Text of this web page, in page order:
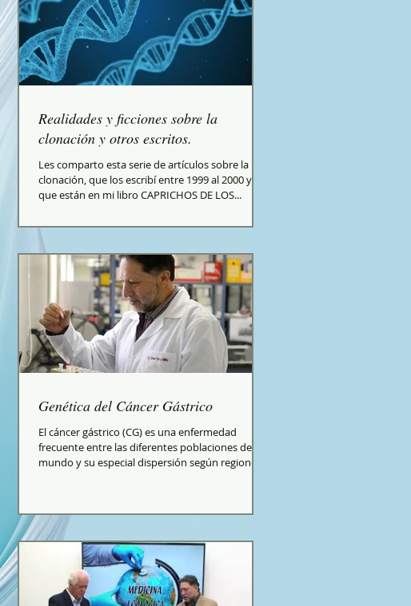
Realidades y ficciones sobre la
clonación y otros escritos.
Les comparto esta serie de artículos sobre la
clonación, que los escribí entre 1999 al 2000 y
que están en mi libro CAPRICHOS DE LOS...
Genética del Cáncer Gástrico
El cáncer gástrico (CG) es una enfermedad
frecuente entre las diferentes poblaciones del
mundo y su especial dispersión según regiones